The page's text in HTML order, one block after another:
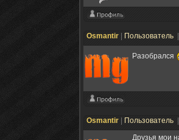
Osmantir Пользователь
Разобрался
Osmantir Пользователь
Друзья мои